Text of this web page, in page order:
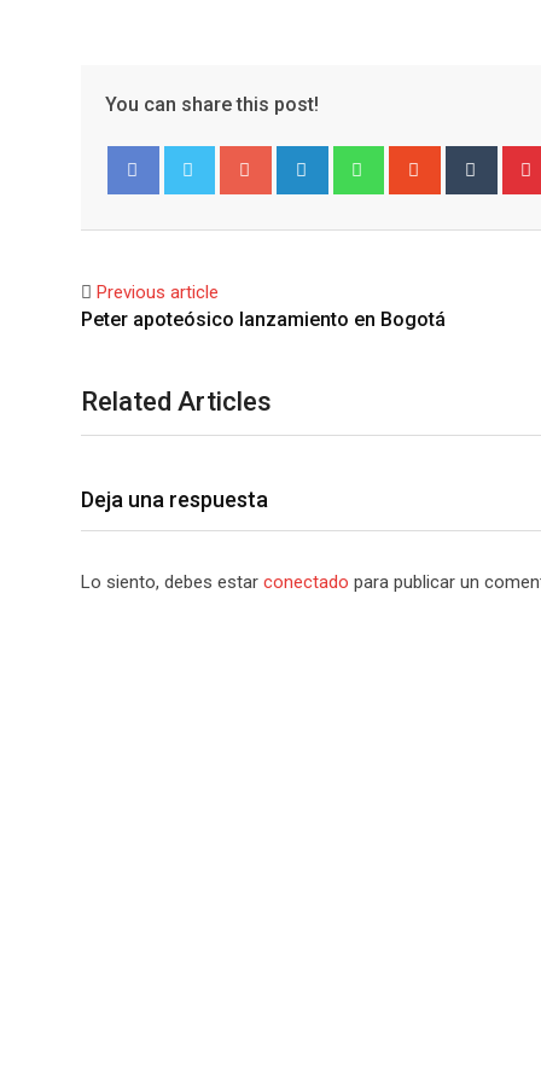
You can share this post!
Google+ LinkedIn WhatsappStumbleUpon
Tumblr
Previous article
Peter apoteósico lanzamiento en Bogotá
Related Articles
Deja una respuesta
Lo siento, debes estar conectado para publicar un